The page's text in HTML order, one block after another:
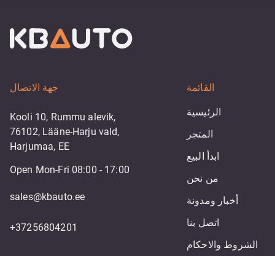
جهة الاتصال
Kooli 10, Rummu alevik,
76102, Lääne-Harju vald,
Harjumaa, EE
Open Mon-Fri 08:00 - 17:00
sales@kbauto.ee
+37256804201
القائمة
الرئيسية
المتجر
ابدأ البيع
من نحن
أخبار ومدونة
اتصل بنا
الشروط والاحكام